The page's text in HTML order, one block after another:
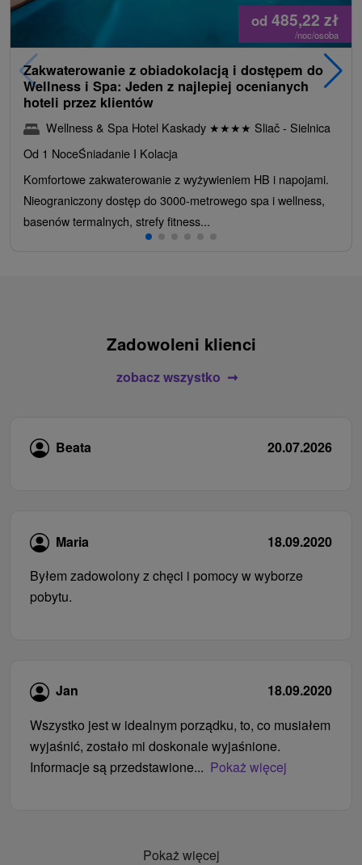
od 485,22 zł
/noc/osoba
Zakwaterowanie z obiadokolacją i dostępem do
Wellness i Spa: Jeden z najlepiej ocenianych
hoteli przez klientów
Wellness & Spa Hotel Kaskady ★★★★ Sliač - Sielnica
Od 1 NoceŚniadanie I Kolacja
Komfortowe zakwaterowanie z wyżywieniem HB i napojami.
Nieograniczony dostęp do 3000-metrowego spa i wellness,
basenów termalnych, strefy fitness...
Zadowoleni klienci
zobacz wszystko
Beata 20.07.2026
Maria
18.09.2020
Byłem zadowolony z chęci i pomocy w wyborze
pobytu.
Jan
18.09.2020
Wszystko jest w idealnym porządku, to, co musiałem
wyjaśnić, zostało mi doskonale wyjaśnione.
Informacje są przedstawione... Pokaż więcej
Pokaż więcej